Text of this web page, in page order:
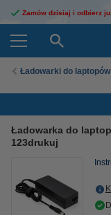
Zamów dzisiaj i odbierz
Ładowarki do
Ładowarka do
123drukuj